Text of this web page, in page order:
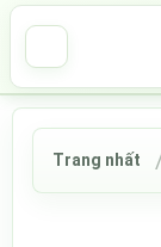
Trang nhất